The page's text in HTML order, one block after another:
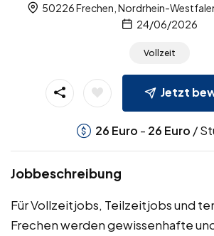
50226 Frechen, Nordrhein-
24/06/2026
Vollzeit
Jetzt
26 Euro - 26 Euro /
Jobbeschreibung
Für Vollzeitjobs, Teilzeitjobs und
Frechen werden gewissenhafte